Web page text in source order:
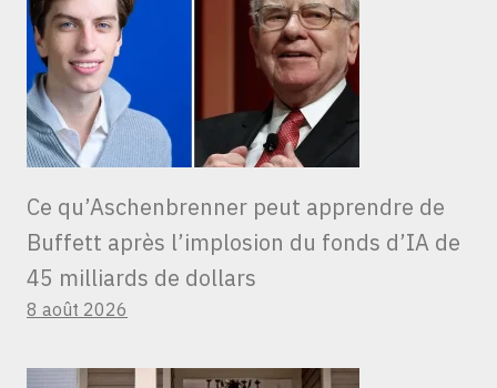
Ce qu’Aschenbrenner peut apprendre de
Buffett après l’implosion du fonds d’IA de
45 milliards de dollars
8 août 2026